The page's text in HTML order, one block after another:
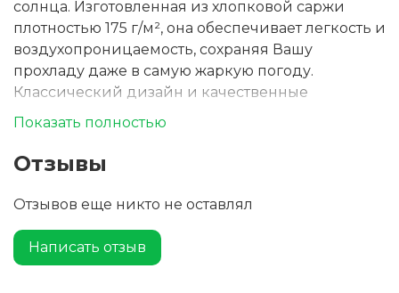
солнца. Изготовленная из хлопковой саржи
плотностью 175 г/м², она обеспечивает легкость и
воздухопроницаемость, сохраняя Вашу
прохладу даже в самую жаркую погоду.
Классический дизайн и качественные
материалы делают ее универсальным
Защитите себя от солнечных лучей, оставаясь
Solaris - идеального сочетания моды и
Показать полностью
Отзывы
Отзывов еще никто не оставлял
Написать отзыв